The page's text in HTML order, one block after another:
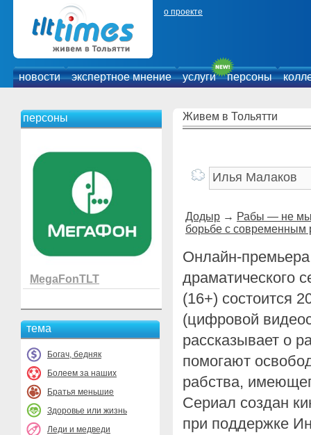
о проекте
новости экспертное мнение услуги персоны
персоны
MegaFonTLT
тема
Богач, бедняк
Болеем за наших
Братья меньшие
Здоровье или жизнь
Леди и медведи
Живем в Тольятти
Додыр → Рабы — не мы:
борьбе с современным
Онлайн-премьера
драматического
(16+) состоится
(цифровой
рассказывает о
помогают
рабства,
Сериал создан
при поддержке